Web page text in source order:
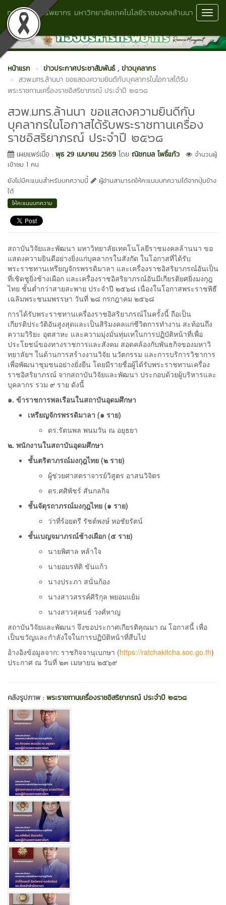
กองบริหารทรัพยากร มหาวิทยาลัยเทคโนโลยีราชมงคลล้านนา
พิษณุโลก
หน้าแรก ข่าวประกาศประชาสัมพันธ์ , ข่าวบุคลากร
สวพ.มทร.ล้านนา ขอแสดงความยินดีกับบุคลากรในโอกาสได้รับ
พระราชทานเครื่องราชอิสริยาภรณ์ ประจำปี ๒๕๖๘
สวพ.มทร.ล้านนา ขอแสดงความยินดีกับ
บุคลากรในโอกาสได้รับพระราชทานเครื่อง
ราชอิสริยาภรณ์ ประจำปี ๒๕๖๘
เผยแพร่เมื่อ : พุธ 29 เมษายน 2569 โดย ณิชกมล โพธิ์แก้ว
จำนวนผู้
เข้าชม 1 คน
ยังไม่มีคะแนนสำหรับบทความนี้
ผู้อ่านสามารถให้คะแนนบทความได้จากปุ่มข้าง
ใต้
ให้คะแนนบทความ
สถาบันวิจัยและพัฒนา มหาวิทยาลัยเทคโนโลยีราชมงคลล้านนา ขอ
แสดงความยินดีอย่างยิ่งแก่บุคลากรในสังกัด ในโอกาสที่ได้รับ
พระราชทานเหรียญจักรพรรดิมาลา และเครื่องราชอิสริยาภรณ์อันเป็น
ที่เชิดชูยิ่งช้างเผือก และเครื่องราชอิสริยาภรณ์อันมีเกียรติยศยิ่งมงกุฎ
ไทย ชั้นต่ำกว่าสายสะพาย ประจำปี ๒๕๖๘ เนื่องในโอกาสพระราชพิธี
เฉลิมพระชนมพรรษา วันที่ ๒๘ กรกฎาคม ๒๕๖๘
การได้รับพระราชทานเครื่องราชอิสริยาภรณ์ในครั้งนี้ ถือเป็น
เกียรติประวัติอันสูงสุดและเป็นสิริมงคลแก่ชีวิตการทำงาน สะท้อนถึง
ความวิริยะ อุตสาหะ และความมุ่งมั่นทุ่มเทในการปฏิบัติหน้าที่เพื่อ
ประโยชน์ของทางราชการและสังคม สอดคล้องกับพันธกิจของมหาวิ
ทยาลัยฯ ในด้านการสร้างงานวิจัย นวัตกรรม และการบริการวิชาการ
เพื่อพัฒนาชุมชนอย่างยั่งยืน โดยมีรายชื่อผู้ได้รับพระราชทานเครื่อง
ราชอิสริยาภรณ์ จากสถาบันวิจัยและพัฒนา ประกอบด้วยผู้บริหารและ
บุคลากร รวม ๙ ราย ดังนี้
๑. ข้าราชการพลเรือนในสถาบันอุดมศึกษา
เหรียญจักรพรรดิมาลา (๑ ราย)
ดร.รัตนพล พนมวัน ณ อยุธยา
๒. พนักงานในสถาบันอุดมศึกษา
ชั้นตริตาภรณ์มงกุฎไทย (๒ ราย)
ผู้ช่วยศาสตราจารย์วิสูตร อาสนวิจิตร
ดร.ศศิพัชร์ สันกลกิจ
ชั้นจัตุรถาภรณ์มงกุฎไทย (๑ ราย)
ว่าที่ร้อยตรี รัชต์พงษ์ หอชัยรัตน์
ชั้นเบญจมาภรณ์ช้างเผือก (๕ ราย)
นายพิศาล หล้าใจ
นายอมรทัติ ขันแก้ว
นางประภา สนั่นก้อง
นางสาวสรรค์ศิริกุล พยอมแย้ม
นางสาวสุคนธ์ วงศ์หาญ
สถาบันวิจัยและพัฒนา จึงขอประกาศเกียรติคุณมา ณ โอกาสนี้ เพื่อ
เป็นขวัญและกำลังใจในการปฏิบัติหน้าที่สืบไป
อ้างอิงข้อมูลจาก: ราชกิจจานุเบกษา (https://ratchakitcha.soc.go.th)
ประกาศ ณ วันที่ ๒๓ เมษายน ๒๕๖๙
คลังรูปภาพ :พระราชทานเครื่องราชอิสริยาภรณ์ ประจำปี ๒๕๖๘